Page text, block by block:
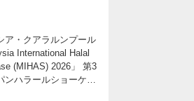
ア・クアラルンプール
International Halal
(MIHAS) 2026」 第3
ンハラールショーケー